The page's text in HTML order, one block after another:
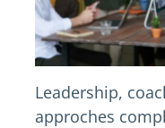
Leadership,
approches